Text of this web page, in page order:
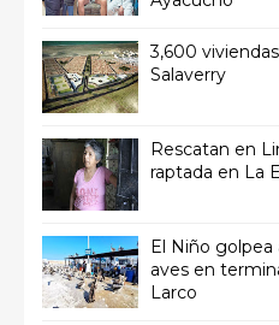
3,600
Salaverry
Rescatan en
raptada en La
El Niño golpea
aves en
Larco